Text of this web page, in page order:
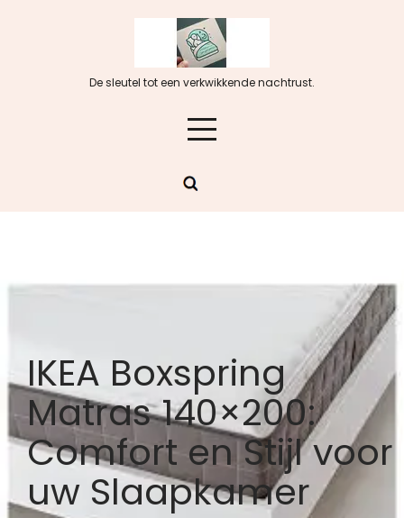
De sleutel tot een verkwikkende nachtrust.
IKEA Boxspring
Matras 140×200:
Comfort en Stijl voor
uw Slaapkamer